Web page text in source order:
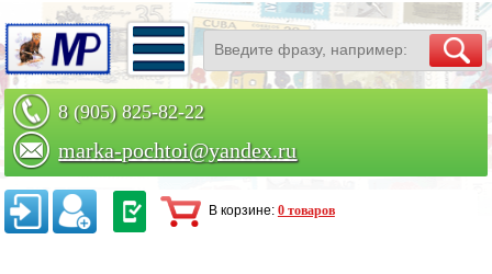
8 (905) 825-82-22
marka-pochtoi@yandex.ru
Заказать по телефону
В корзине: 0 товаров